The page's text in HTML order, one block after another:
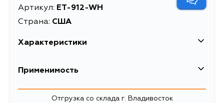
Артикул: ET-912-WH
Страна: США
Характеристики
Описание
Товарная группа
Применимость
Отгрузка со склада г. Владивосток